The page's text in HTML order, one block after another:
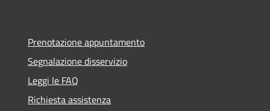
Prenotazione appuntamento
Segnalazione disservizio
Leggi le FAQ
Richiesta assistenza